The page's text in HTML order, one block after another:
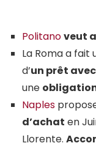
Politanoveut
La Roma a fait
d’un prêt
une
Naples
d’achat en
Llorente.